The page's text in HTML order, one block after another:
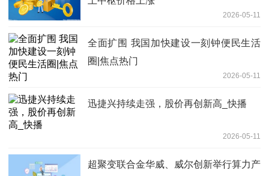
2026-05-11
全面扩围 我国加快建设一刻钟便民生活
圈|焦点热门
2026-05-11
迅捷兴持续走强，股价再创新高_快播
2026-05-11
超聚变联合金华威、威尔创新举行算力产